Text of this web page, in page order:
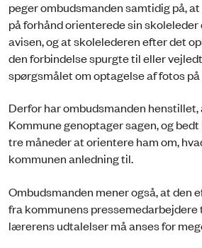
peger ombudsmanden samtidig på,
på forhånd orienterede sin
avisen, og at skolelederen efter det
den forbindelse spurgte til eller
spørgsmålet om optagelse af fotos
Derfor har ombudsmanden henstillet,
Kommune genoptager sagen, og
tre måneder at orientere ham om,
kommunen anledning til.
Ombudsmanden mener også, at den
fra kommunens pressemedarbejdere
lærerens udtalelser må anses for